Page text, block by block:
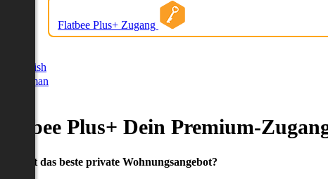
Flatbee Plus+ Zugang
English
German
Plus+ Dein Premium-
willst das beste private Wohnungsangebot?